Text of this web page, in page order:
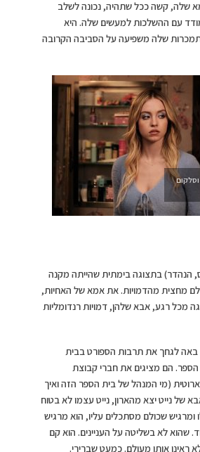
שלה, קשה ככל שתהיה, נכונה לשלב
עם ההשלכות למעשים שלה. היא
שלה משפיעה על הסביבה הקרובה
צילום: yes, HOT וסלקום
הנהדר) בתצוגה בימתית שהייתה מקנה
מחצית מהדמויות. את אמא של האחיות,
מכל רגע, אבא שלהן, דמויות רנדומליות
באה לגחך את תרבות הספורט בבית
הספר. הם מציגים את חברי קבוצת
(מי המנהל של בית הספר הזה ואיך
של נייט יצא מהארון, נייט עצמו לא בטוח
ומרגיש שכולם מסתכלים עליו, הוא מרגיש
שהוא לא בשליטה על העניינים. הוא קם
ראינו אותו מעולם. כמעט שברירי.